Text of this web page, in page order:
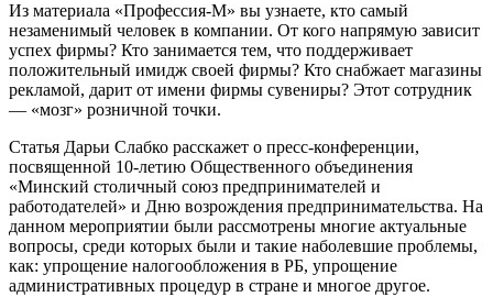
Из материала «Профессия-М» вы узнаете, кто самый
незаменимый человек в компании. От кого напрямую зависит
успех фирмы? Кто занимается тем, что поддерживает
положительный имидж своей фирмы? Кто снабжает магазины
рекламой, дарит от имени фирмы сувениры? Этот сотрудник
— «мозг» розничной точки.
Статья Дарьи Слабко расскажет о пресс-конференции,
посвященной 10-летию Общественного объединения
«Минский столичный союз предпринимателей и
работодателей» и Дню возрождения предпринимательства. На
данном мероприятии были рассмотрены многие актуальные
вопросы, среди которых были и такие наболевшие проблемы,
как: упрощение налогообложения в РБ, упрощение
административных процедур в стране и многое другое.